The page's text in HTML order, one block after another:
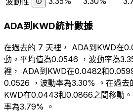
ADA到KWD統計數據
在過去的 7 天裡， ADA到KWD在
動。平均值為0.0546 ，波動率為
裡， ADA到KWD在0.0482和
0.0526 ，波動率為3.30% 。在過
KWD在0.0443和0.0866之間移動
率為3.79% 。